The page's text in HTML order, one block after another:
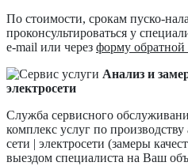
По стоимости, срокам пуско-
проконсультироваться у
e-mail или через форму обратной
Анализ и
электросети
Служба сервисного
комплекс услуг по
сети | электросети (замеры
выездом специалиста на Ваш